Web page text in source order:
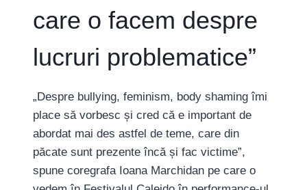
care o facem despre
lucruri problematice”
„Despre bullying, feminism, body shaming îmi
place să vorbesc și cred că e important de
abordat mai des astfel de teme, care din
păcate sunt prezente încă și fac victime”,
spune coregrafa Ioana Marchidan pe care o